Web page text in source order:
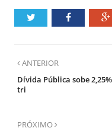
ANTERIOR
Dívida Pública sobe
tri
PRÓXIMO